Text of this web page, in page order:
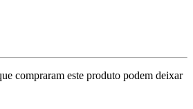
compraram este produto podem deixar